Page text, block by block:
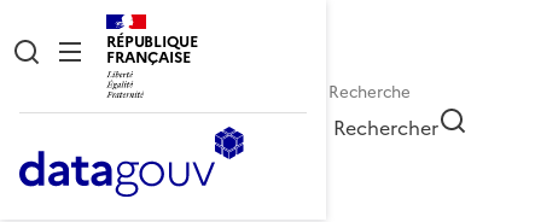
RÉPUBLIQUE
FRANÇAISE
Rechercher